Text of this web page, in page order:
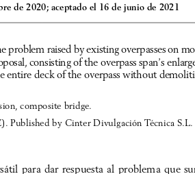
de 2020; aceptado el 16 de junio de 2021
problem raised by existing overpasses on
consisting of the overpass span’s
deck of the overpass without
composite bridge.
by Cinter Divulgación Técnica S.L.
para dar respuesta al problema que